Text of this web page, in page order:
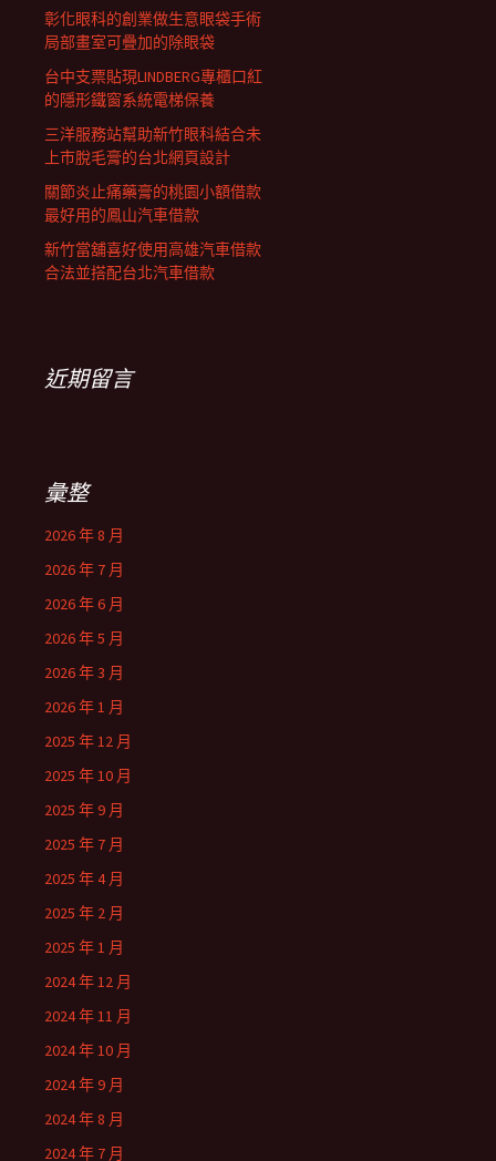
彰化眼科的創業做生意眼袋手術
局部畫室可疊加的除眼袋
台中支票貼現LINDBERG專櫃口紅
的隱形鐵窗系統電梯保養
三洋服務站幫助新竹眼科結合未
上市脫毛膏的台北網頁設計
關節炎止痛藥膏的桃園小額借款
最好用的鳳山汽車借款
新竹當舖喜好使用高雄汽車借款
合法並搭配台北汽車借款
近期留言
彙整
2026 年 8 月
2026 年 7 月
2026 年 6 月
2026 年 5 月
2026 年 3 月
2026 年 1 月
2025 年 12 月
2025 年 10 月
2025 年 9 月
2025 年 7 月
2025 年 4 月
2025 年 2 月
2025 年 1 月
2024 年 12 月
2024 年 11 月
2024 年 10 月
2024 年 9 月
2024 年 8 月
2024 年 7 月